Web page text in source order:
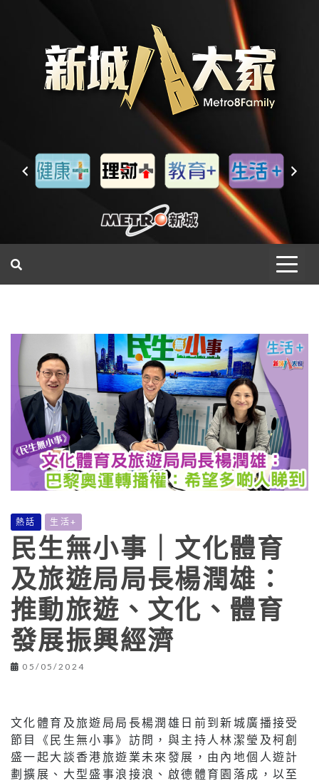
熱話 生活+
民生無小事｜文化體育
及旅遊局局長楊潤雄：
推動旅遊、文化、體育
發展振興經濟
05/05/2024
文化體育及旅遊局局長楊潤雄日前到新城廣播接受
節目《民生無小事》訪問，與主持人林潔瑩及柯創
盛一起大談香港旅遊業未來發展，由內地個人遊計
劃擴展、大型盛事浪接浪、啟德體育園落成，以至